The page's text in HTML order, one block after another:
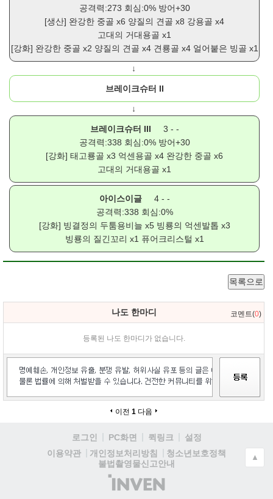
공격력:273 회심:0% 방어+30
[생산] 완강한 중골 x6 양질의 견골 x8 강용골 x4
고대의 거대용골 x1
[강화] 완강한 중골 x2 양질의 견골 x4 견룡골 x4 얼어붙은 빙골 x1
↓
브레이크슈터 II
↓
브레이크슈터 III
3 - -
공격력:338 회심:0% 방어+30
[강화] 태고룡골 x3 억센용골 x4 완강한 중골 x6
고대의 거대용골 x1
아이스이글
4 - -
공격력:338 회심:0%
[강화] 빙결정의 두툼용비늘 x5 빙룡의 억센발톱 x3
빙룡의 질긴꼬리 x1 퓨어크리스털 x1
목록으로
나도 한마디 코멘트(0)
등록된 나도 한마디가 없습니다.
이전 1 다음
로그인 PC화면 퀵링크
설정
이용약관
개인정보처리방침
청소년보호정책
불법촬영물신고안내
(주)
인
▲